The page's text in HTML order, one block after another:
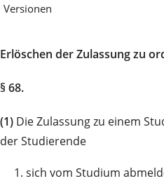
Versionen
Erlöschen der Zulassung zu
§ 68.
(1) Die Zulassung zu einem
der Studierende
1. sich vom Studium